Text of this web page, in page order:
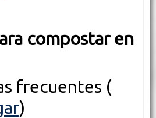
compostar en
frecuentes (
)